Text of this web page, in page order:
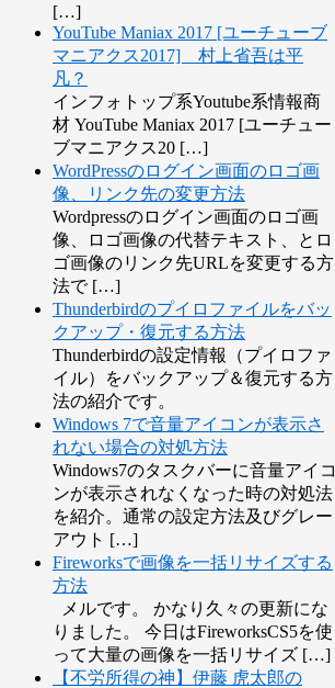
[…]
YouTube Maniax 2017 [ユーチューブ
マニアクス2017] 村上省吾は平
凡？
インフォトップ系Youtube系情報商
材 YouTube Maniax 2017 [ユーチュー
ブマニアクス20 […]
WordPressのログイン画面のロゴ画
像、リンク先の変更方法
Wordpressのログイン画面のロゴ画
像、ロゴ画像の代替テキスト、とロ
ゴ画像のリンク先URLを変更する方
法で […]
Thunderbirdのプイロファイルをバッ
クアップ・復元する方法
Thunderbirdの設定情報（プイロファ
イル）をバックアップ＆復元する方
法の紹介です。
Windows 7で音量アイコンが表示さ
れない場合の対処方法
Windows7のタスクバーに音量アイコ
ンが表示されなくなった時の対処法
を紹介。通常の設定方法及びグレー
アウト […]
Fireworksで画像を一括リサイズする
方法
メルです。 かなり久々の更新にな
りました。 今日はFireworksCS5を使
って大量の画像を一括リサイズ […]
【不労所得の神】伊藤 虎太郎の